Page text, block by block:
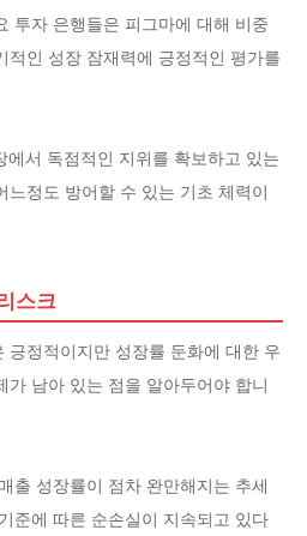
투자 은행들은 피그마에 대해 비중
적인 성장 잠재력에 긍정적인 평가를
에서 독점적인 지위를 확보하고 있는
느정도 방어할 수 있는 기초 체력이
스크
긍정적이지만 성장률 둔화에 대한 우
가 남아 있는 점을 알아두어야 합니
출 성장률이 점차 완만해지는 추세
준에 따른 순손실이 지속되고 있다